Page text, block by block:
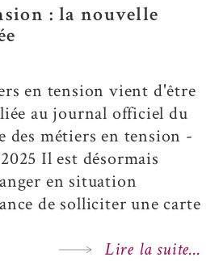
: la nouvelle
en tension vient d'être
au journal officiel du
des métiers en tension -
Il est désormais
en situation
de solliciter une carte
Lire la suite...